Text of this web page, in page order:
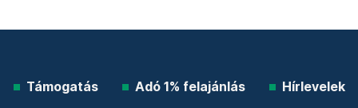
Támogatás Adó 1% felajánlás Hírlevelek